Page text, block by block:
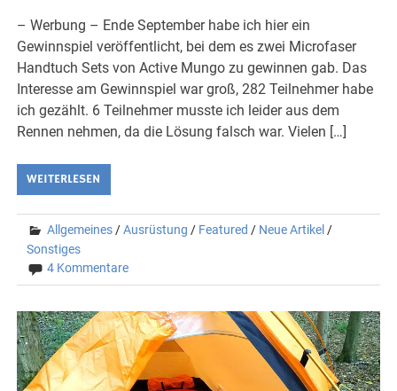
– Werbung – Ende September habe ich hier ein
Gewinnspiel veröffentlicht, bei dem es zwei Microfaser
Handtuch Sets von Active Mungo zu gewinnen gab. Das
Interesse am Gewinnspiel war groß, 282 Teilnehmer habe
ich gezählt. 6 Teilnehmer musste ich leider aus dem
Rennen nehmen, da die Lösung falsch war. Vielen […]
WEITERLESEN
Allgemeines /Ausrüstung / Featured / Neue Artikel /
Sonstiges
4 Kommentare